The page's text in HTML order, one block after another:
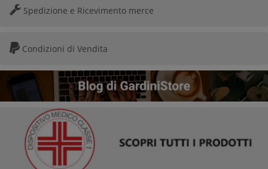
Spedizione e Ricevimento merce
Condizioni di Vendita